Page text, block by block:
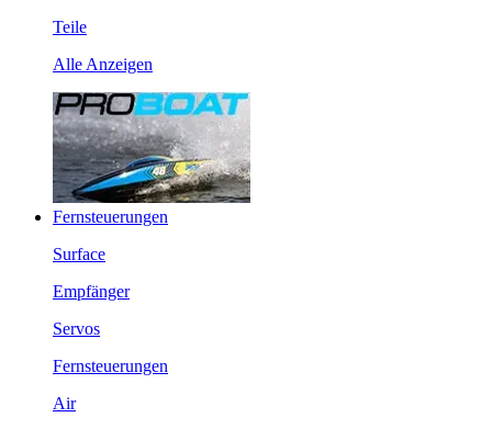
Teile
Alle Anzeigen
Fernsteuerungen
Surface
Empfänger
Servos
Fernsteuerungen
Air